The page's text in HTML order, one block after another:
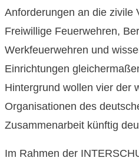
Anforderungen an die zivile
Freiwillige Feuerwehren,
Werkfeuerwehren und
Einrichtungen
Hintergrund wollen vier der
Organisationen des
Zusammenarbeit künftig
Im Rahmen der